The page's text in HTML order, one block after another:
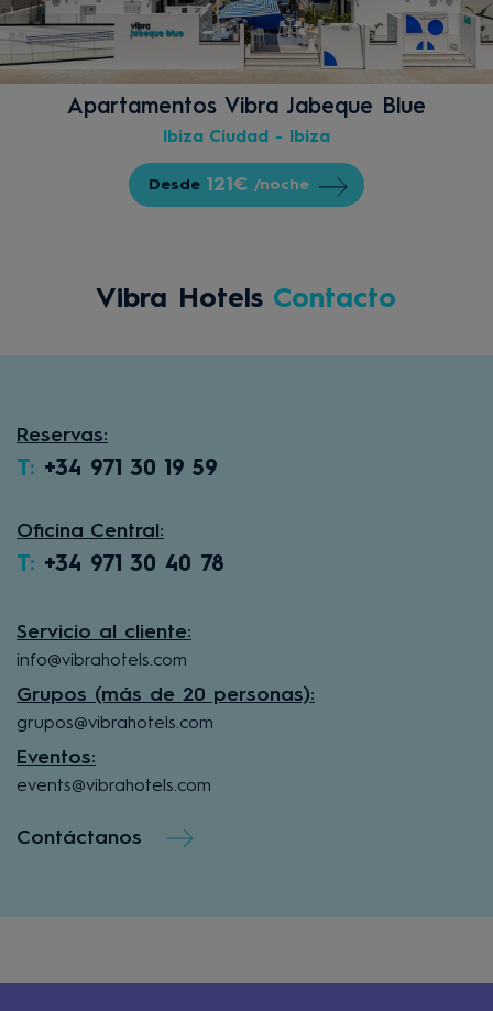
Apartamentos Vibra Jabeque Blue
Ibiza Ciudad - Ibiza
Desde 121€ /noche
Vibra Hotels Contacto
Reservas:
T: +34 971 30 19 59
Oficina Central:
T: +34 971 30 40 78
Servicio al cliente:
info@vibrahotels.com
Grupos (más de 20 personas):
grupos@vibrahotels.com
Eventos:
events@vibrahotels.com
Contáctanos